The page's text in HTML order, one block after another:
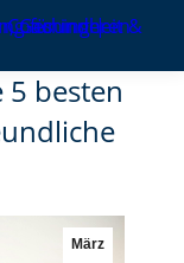
5 besten
März